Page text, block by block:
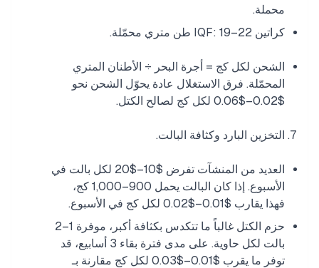
محملة.
كراتين IQF: 19–22 طن متري محمّلة.
الشحن لكل كج = أجرة البحر ÷ الأطنان المتري
المحمّلة. فرق الاستغلال عادة يحوّل الشحن نحو
$0.02–$0.06 لكل كج لصالح الكتل.
التخزين البارد وكثافة البالت.
العديد من المنشآت تفرض $10–$20 لكل بالت في
الأسبوع. إذا كان البالت يحمل 900–1,000 كج،
فهذا يقارب $0.01–$0.02 لكل كج في الأسبوع.
حزم الكتل غالباً ما تتكدس بكثافة أكبر، موفرة 1–2
بالت لكل حاوية. على مدى فترة بقاء 3 أسابيع، قد
توفر ما يقرب $0.01–$0.03 لكل كج مقارنة بـ